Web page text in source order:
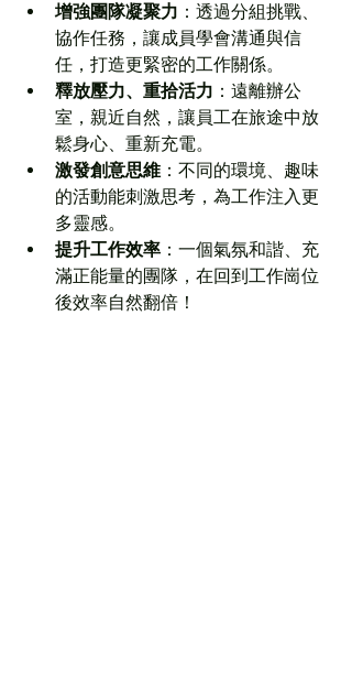
增強團隊凝聚力 ：透過分組挑戰、
協作任務，讓成員學會溝通與信
任，打造更緊密的工作關係。
釋放壓力、重拾活力 ：遠離辦公
室，親近自然，讓員工在旅途中放
鬆身心、重新充電。
激發創意思維 ：不同的環境、趣味
的活動能刺激思考，為工作注入更
多靈感。
提升工作效率 ：一個氣氛和諧、充
滿正能量的團隊，在回到工作崗位
後效率自然翻倍！